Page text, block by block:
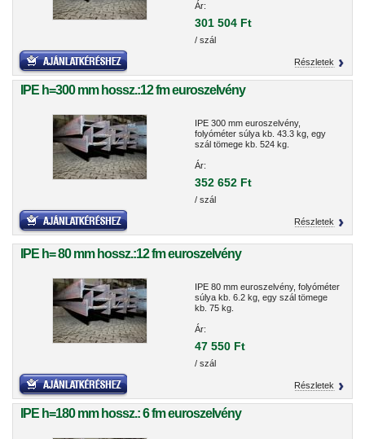
Ár:
301 504 Ft
/ szál
Részletek
IPE h=300 mm hossz.:12 fm euroszelvény
IPE 300 mm euroszelvény,
folyóméter súlya kb. 43.3 kg, egy
szál tömege kb. 524 kg.
Ár:
352 652 Ft
/ szál
Részletek
IPE h= 80 mm hossz.:12 fm euroszelvény
IPE 80 mm euroszelvény, folyóméter
súlya kb. 6.2 kg, egy szál tömege
kb. 75 kg.
Ár:
47 550 Ft
/ szál
Részletek
IPE h=180 mm hossz.: 6 fm euroszelvény